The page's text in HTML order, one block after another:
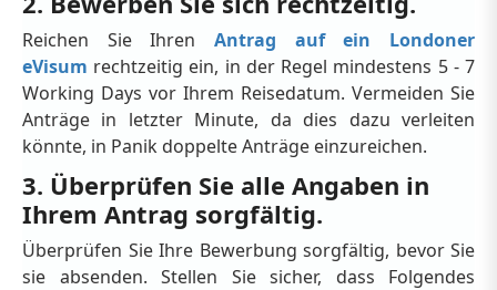
Reichen Sie Ihren Antrag auf ein Londoner
eVisum rechtzeitig ein, in der Regel mindestens 5 - 7
Working Days vor Ihrem Reisedatum. Vermeiden Sie
Anträge in letzter Minute, da dies dazu verleiten
könnte, in Panik doppelte Anträge einzureichen.
3. Überprüfen Sie alle Angaben in
Ihrem Antrag sorgfältig.
Überprüfen Sie Ihre Bewerbung sorgfältig, bevor Sie
sie absenden. Stellen Sie sicher, dass Folgendes